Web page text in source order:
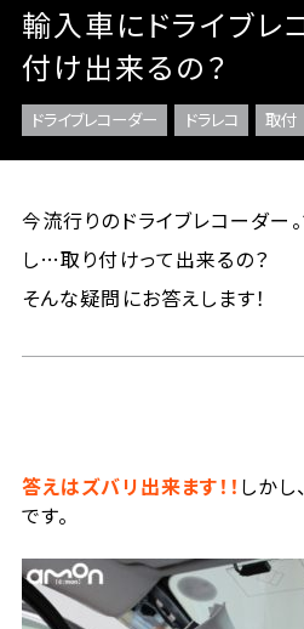
輸入車にドライブレ
付け出来るの？
ドライブレコーダー ドラレコ 取付
今流行りのドライブレコーダー
し…取り付けって出来るの？
そんな疑問にお答えします！
答えはズバリ出来ます！！ しかし
です。